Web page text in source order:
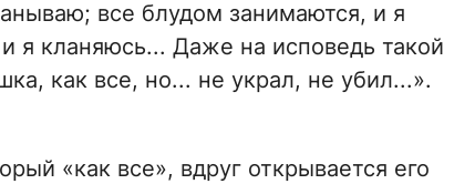
все блудом занимаются, и я
я кланяюсь... Даже на исповедь такой
как все, но... не украл, не убил...».
«как все», вдруг открывается его